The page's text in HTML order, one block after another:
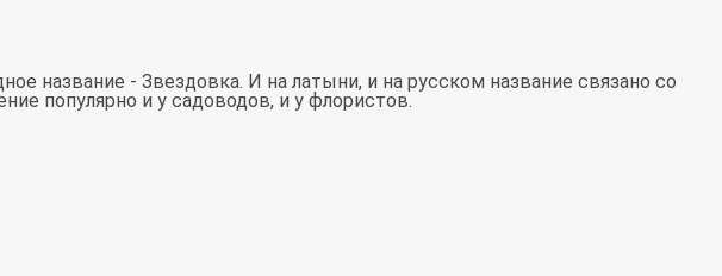
название - Звездовка. И на латыни, и на русском название связано со
популярно и у садоводов, и у флористов.